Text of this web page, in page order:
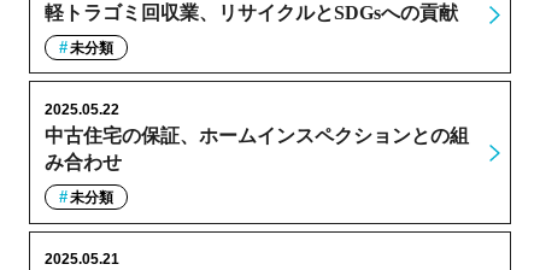
軽トラゴミ回収業、リサイクルとSDGsへの貢献
未分類
中古住宅の保証、ホームインスペクションとの組
み合わせ
2025.05.22
未分類
2025.05.21